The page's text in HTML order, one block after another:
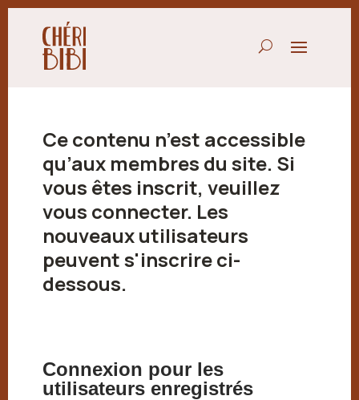
Ce contenu n’est accessible
qu’aux membres du site. Si
vous êtes inscrit, veuillez
vous connecter. Les
nouveaux utilisateurs
peuvent s'inscrire ci-
dessous.
Connexion pour les
utilisateurs enregistrés